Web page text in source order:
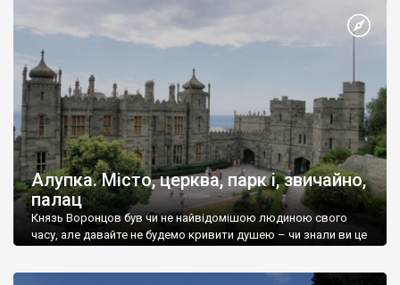
Алупка. Місто, церква, парк і, звичайно,
палац
Князь Воронцов був чи не найвідомішою людиною свого
часу, але давайте не будемо кривити душею – чи знали ви це